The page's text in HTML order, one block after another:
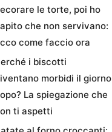
le torte, poi ho
che non servivano:
come faccio ora
i biscotti
morbidi il giorno
La spiegazione che
ti aspetti